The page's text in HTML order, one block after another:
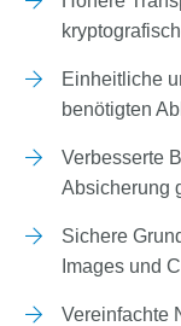
Einheitliche
benötigten
Verbesserte
Absicherung
Sichere
Images und
Vereinfachte